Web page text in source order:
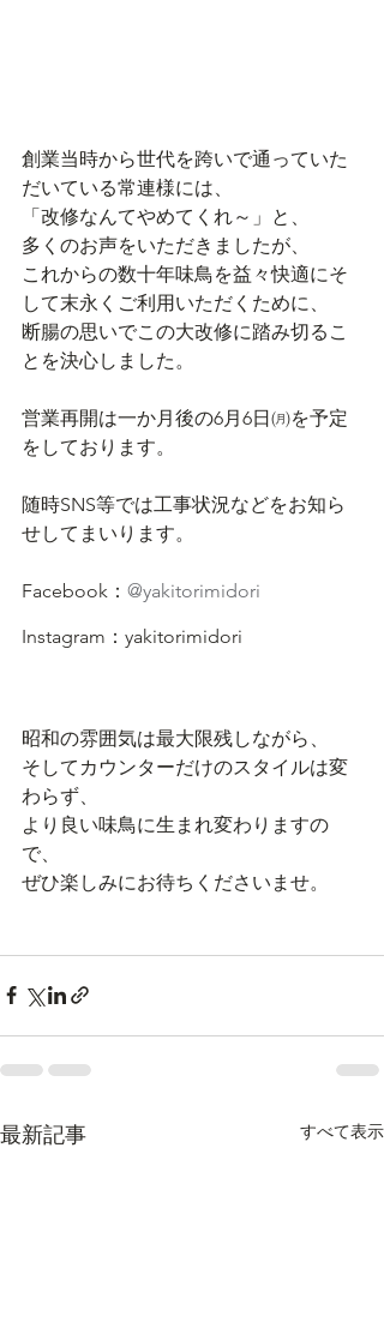
創業当時から世代を跨いで通っていた
だいている常連様には、
「改修なんてやめてくれ～」と、
多くのお声をいただきましたが、
これからの数十年味鳥を益々快適にそ
して末永くご利用いただくために、
断腸の思いでこの大改修に踏み切るこ
とを決心しました。
営業再開は一か月後の6月6日㈪を予定
をしております。
随時SNS等では工事状況などをお知ら
せしてまいります。
Facebook： @yakitorimidori
Instagram：yakitorimidori
昭和の雰囲気は最大限残しながら、
そしてカウンターだけのスタイルは変
わらず、
より良い味鳥に生まれ変わりますの
で、
ぜひ楽しみにお待ちくださいませ。
最新記事 すべて表示